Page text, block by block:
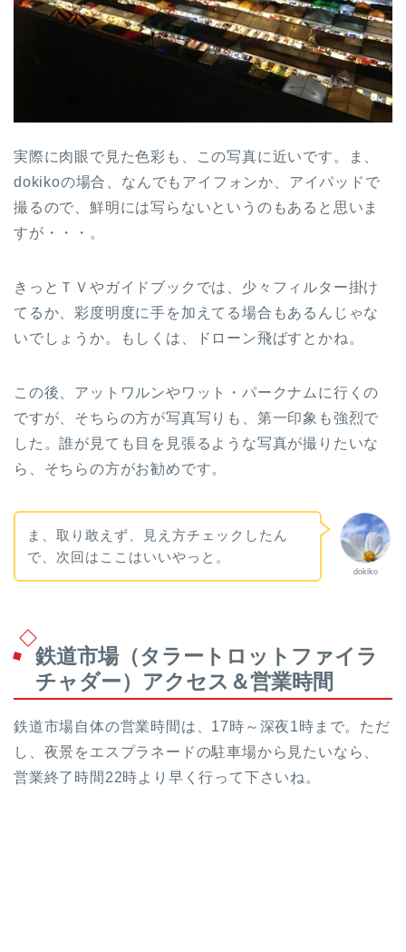
実際に肉眼で見た色彩も、この写真に近いです。ま、
dokikoの場合、なんでもアイフォンか、アイパッドで
撮るので、鮮明には写らないというのもあると思いま
すが・・・。
きっとＴＶやガイドブックでは、少々フィルター掛け
てるか、彩度明度に手を加えてる場合もあるんじゃな
いでしょうか。もしくは、ドローン飛ばすとかね。
この後、アットワルンやワット・パークナムに行くの
ですが、そちらの方が写真写りも、第一印象も強烈で
した。誰が見ても目を見張るような写真が撮りたいな
ら、そちらの方がお勧めです。
dokiko
ま、取り敢えず、見え方チェックしたん
で、次回はここはいいやっと。
鉄道市場（タラートロットファイラ
チャダー）アクセス＆営業時間
鉄道市場自体の営業時間は、17時～深夜1時まで。ただ
し、夜景をエスプラネードの駐車場から見たいなら、
営業終了時間22時より早く行って下さいね。